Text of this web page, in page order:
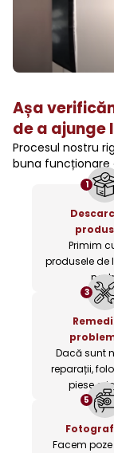
Așa
de a ajunge
Procesul nostru
buna funcționare
1
Primim
produsele de
3
Dacă sunt
reparații,
piese
5
Facem